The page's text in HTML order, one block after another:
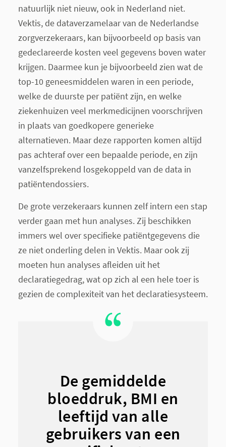
natuurlijk niet nieuw, ook in Nederland niet.
Vektis, de dataverzamelaar van de Nederlandse
zorgverzekeraars, kan bijvoorbeeld op basis van
gedeclareerde kosten veel gegevens boven water
krijgen. Daarmee kun je bijvoorbeeld zien wat de
top-10 geneesmiddelen waren in een periode,
welke de duurste per patiënt zijn, en welke
ziekenhuizen veel merkmedicijnen voorschrijven
in plaats van goedkopere generieke
alternatieven. Maar deze rapporten komen altijd
pas achteraf over een bepaalde periode, en zijn
vanzelfsprekend losgekoppeld van de data in
patiëntendossiers.
De grote verzekeraars kunnen zelf intern een stap
verder gaan met hun analyses. Zij beschikken
immers wel over specifieke patiëntgegevens die
ze niet onderling delen in Vektis. Maar ook zij
moeten hun analyses afleiden uit het
declaratiegedrag, wat op zich al een hele toer is
gezien de complexiteit van het declaratiesysteem.
De gemiddelde
bloeddruk, BMI en
leeftijd van alle
gebruikers van een